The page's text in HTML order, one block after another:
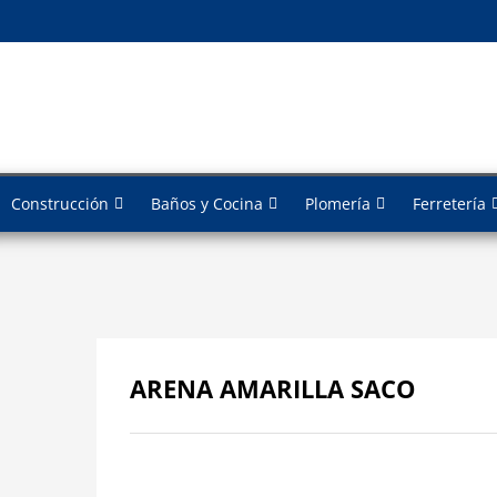
Construcción Baños y Cocina Plomería Ferretería
ARENA AMARILLA SACO